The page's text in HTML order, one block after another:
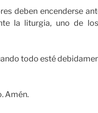
deben encenderse
la liturgia, uno de
todo esté
Amén.